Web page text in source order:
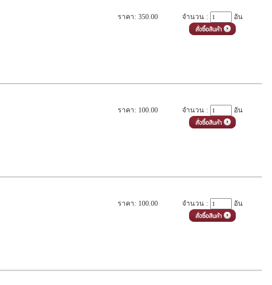
ราคา: 350.00 จำนวน : อัน
ราคา: 100.00 จำนวน : อัน
ราคา: 100.00 จำนวน : อัน